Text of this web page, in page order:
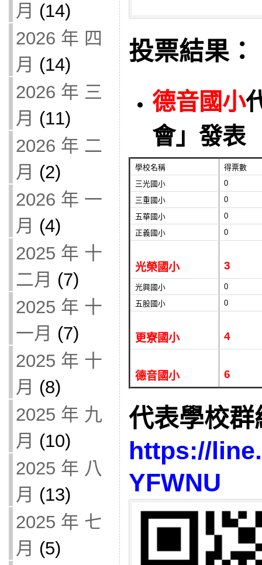
月 (14)
2026 年 四
月 (14)
2026 年 三
月 (11)
2026 年 二
月 (2)
2026 年 一
月 (4)
2025 年 十
二月 (7)
2025 年 十
一月 (7)
2025 年 十
月 (8)
2025 年 九
月 (10)
2025 年 八
月 (13)
2025 年 七
月 (5)
投票結果：
德音國小
會」發表
學校名稱
得票數
三光國小
0
三重國小
0
五華國小
0
正義國小
0
光榮國小 3
光興國小
0
五股國小
0
更寮國小 4
德音國小 6
代表學校群
https://
YFWNU